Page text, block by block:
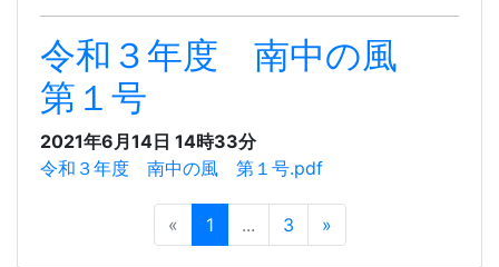
令和３年度 南中の風
第１号
2021年6月14日 14時33分
令和３年度 南中の風 第１号.pdf
« 1 ... 3 »